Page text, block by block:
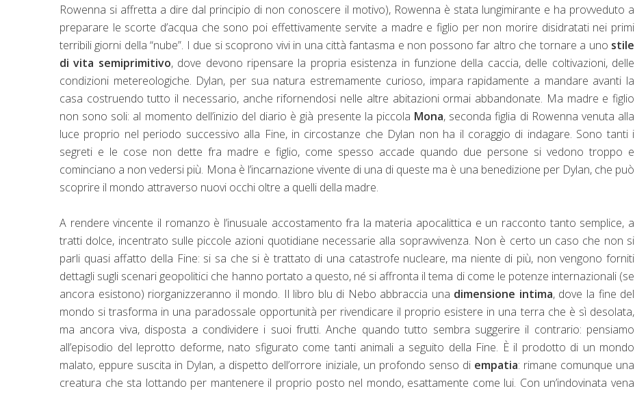
Rowenna si affretta a dire dal principio di non conoscere il motivo), Rowenna è stata lungimirante e ha provveduto a
preparare le scorte d’acqua che sono poi effettivamente servite a madre e figlio per non morire disidratati nei primi
terribili giorni della “nube”. I due si scoprono vivi in una città fantasma e non possono far altro che tornare a uno stile
di vita semiprimitivo, dove devono ripensare la propria esistenza in funzione della caccia, delle coltivazioni, delle
condizioni metereologiche. Dylan, per sua natura estremamente curioso, impara rapidamente a mandare avanti la
casa costruendo tutto il necessario, anche rifornendosi nelle altre abitazioni ormai abbandonate. Ma madre e figlio
non sono soli: al momento dell’inizio del diario è già presente la piccola Mona, seconda figlia di Rowenna venuta alla
luce proprio nel periodo successivo alla Fine, in circostanze che Dylan non ha il coraggio di indagare. Sono tanti i
segreti e le cose non dette fra madre e figlio, come spesso accade quando due persone si vedono troppo e
cominciano a non vedersi più. Mona è l’incarnazione vivente di una di queste ma è una benedizione per Dylan, che può
scoprire il mondo attraverso nuovi occhi oltre a quelli della madre.
A rendere vincente il romanzo è l’inusuale accostamento fra la materia apocalittica e un racconto tanto semplice, a
tratti dolce, incentrato sulle piccole azioni quotidiane necessarie alla sopravvivenza. Non è certo un caso che non si
parli quasi affatto della Fine: si sa che si è trattato di una catastrofe nucleare, ma niente di più, non vengono forniti
dettagli sugli scenari geopolitici che hanno portato a questo, né si affronta il tema di come le potenze internazionali (se
ancora esistono) riorganizzeranno il mondo. Il libro blu di Nebo abbraccia una dimensione intima, dove la fine del
mondo si trasforma in una paradossale opportunità per rivendicare il proprio esistere in una terra che è sì desolata,
ma ancora viva, disposta a condividere i suoi frutti. Anche quando tutto sembra suggerire il contrario: pensiamo
all’episodio del leprotto deforme, nato sfigurato come tanti animali a seguito della Fine. È il prodotto di un mondo
malato, eppure suscita in Dylan, a dispetto dell’orrore iniziale, un profondo senso di empatia: rimane comunque una
creatura che sta lottando per mantenere il proprio posto nel mondo, esattamente come lui. Con un’indovinata vena